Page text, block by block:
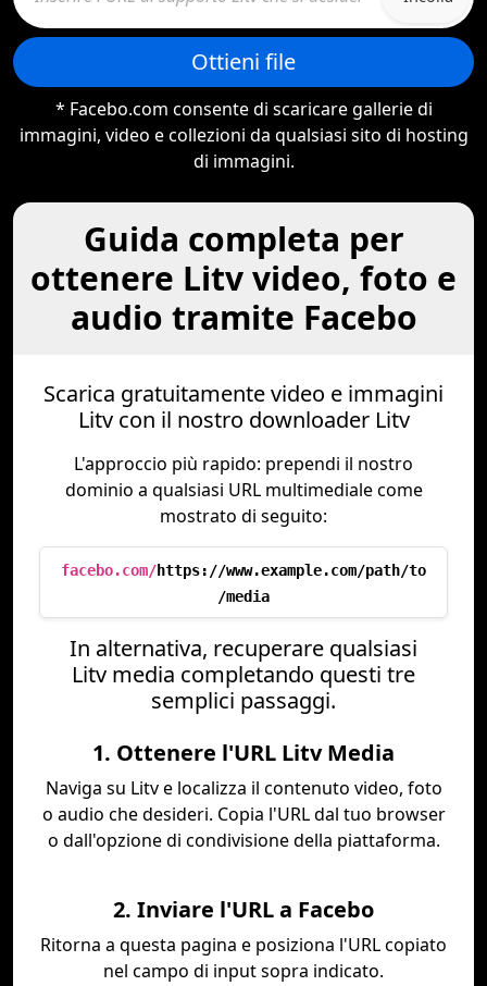
Ottieni file
* Facebo.com consente di scaricare gallerie di
immagini, video e collezioni da qualsiasi sito di hosting
di immagini.
Guida completa per
ottenere Litv video, foto e
audio tramite Facebo
Scarica gratuitamente video e immagini
Litv con il nostro downloader Litv
L'approccio più rapido: prependi il nostro
dominio a qualsiasi URL multimediale come
mostrato di seguito:
facebo.com/https://www.example.com/path/to
/media
In alternativa, recuperare qualsiasi
Litv media completando questi tre
semplici passaggi.
1. Ottenere l'URL Litv Media
Naviga su Litv e localizza il contenuto video, foto
o audio che desideri. Copia l'URL dal tuo browser
o dall'opzione di condivisione della piattaforma.
2. Inviare l'URL a Facebo
Ritorna a questa pagina e posiziona l'URL copiato
nel campo di input sopra indicato.